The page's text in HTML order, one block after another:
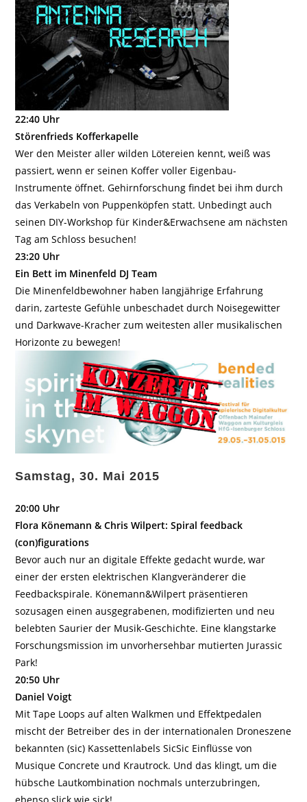
22:40 Uhr
Störenfrieds Kofferkapelle
Wer den Meister aller wilden Lötereien kennt, weiß was
passiert, wenn er seinen Koffer voller Eigenbau-
Instrumente öffnet. Gehirnforschung findet bei ihm durch
das Verkabeln von Puppenköpfen statt. Unbedingt auch
seinen DIY-Workshop für Kinder&Erwachsene am nächsten
Tag am Schloss besuchen!
23:20 Uhr
Ein Bett im Minenfeld DJ Team
Die Minenfeldbewohner haben langjährige Erfahrung
darin, zarteste Gefühle unbeschadet durch Noisegewitter
und Darkwave-Kracher zum weitesten aller musikalischen
Horizonte zu bewegen!
Samstag, 30. Mai 2015
20:00 Uhr
Flora Könemann & Chris Wilpert: Spiral feedback
(con)figurations
Bevor auch nur an digitale Effekte gedacht wurde, war
einer der ersten elektrischen Klangveränderer die
Feedbackspirale. Könemann&Wilpert präsentieren
sozusagen einen ausgegrabenen, modifizierten und neu
belebten Saurier der Musik-Geschichte. Eine klangstarke
Forschungsmission im unvorhersehbar mutierten Jurassic
Park!
20:50 Uhr
Daniel Voigt
Mit Tape Loops auf alten Walkmen und Effektpedalen
mischt der Betreiber des in der internationalen Droneszene
bekannten (sic) Kassettenlabels SicSic Einflüsse von
Musique Concrete und Krautrock. Und das klingt, um die
hübsche Lautkombination nochmals unterzubringen,